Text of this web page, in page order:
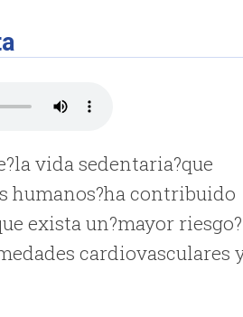
vida sedentaria?que
humanos?ha contribuido
exista un?mayor riesgo?
cardiovasculares